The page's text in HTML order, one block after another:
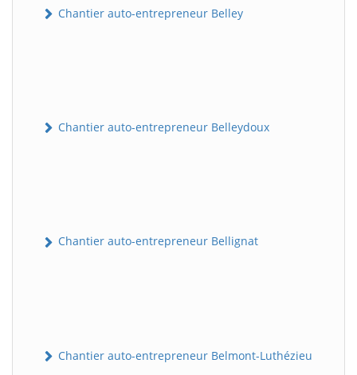
Chantier auto-entrepreneur Belley
Chantier auto-entrepreneur Belleydoux
Chantier auto-entrepreneur Bellignat
Chantier auto-entrepreneur Belmont-Luthézieu